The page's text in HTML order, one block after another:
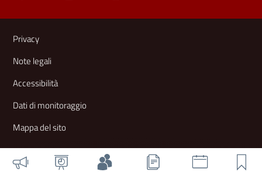
Link e informazioni utili
Privacy
Note legali
Accessibilità
Dati di monitoraggio
Mappa del sito